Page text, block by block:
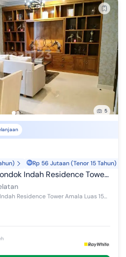
5
Rp 56 Jutaan (Tenor 15 Tahun)
Indah Residence Tower Amala
For Sale Apartemen Pondok Indah Residence Tower Amala Luas 156 m2 SHM 3+1 Bedroom 3+1 Bathroom Dining Room. Living Room, Wet& Dry Kitch...